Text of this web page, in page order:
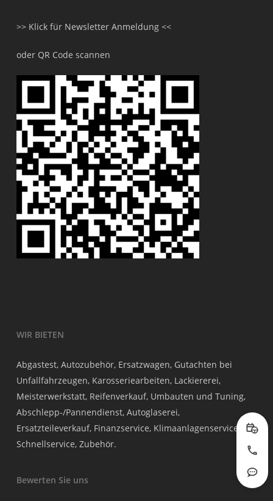
>> Klick für Newsletter Anmeldung <<
oder QR Code scannen
WIR BIETEN
Abgastest, Autozubehör, Ersatzwagen, Gutachten bei
Unfallfahrzeugen, Karosseriearbeiten, Lackiererei,
Meisterwerkstatt, Reifenverkauf, Umbauten und Tuning,
Abschlepp-/Pannendienst, Autoglaserei,
Ersatzteileverkauf, Finanzservice, Klimaanlagenservice,
Schnellservice, Zubehör.
Bewerten Sie uns
Jetzt